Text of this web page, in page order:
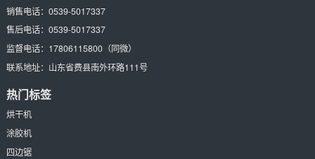
销售电话： 0539-5017337
售后电话： 0539-5017337
监督电话： 17806115800（同微）
联系地址： 山东省费县南外环路111号
热门标签
烘干机
涂胶机
四边锯